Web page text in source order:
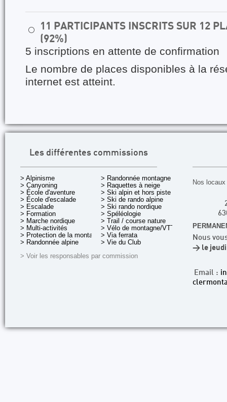
⚪
11 PARTICIPANTS INSCRITS SUR 12
(92%)
5 inscriptions en attente de confirmation
Le nombre de places disponibles à la
internet est atteint.
Les différentes commissions
> Alpinisme
> Canyoning
> École d'aventure
> École d'escalade
> Escalade
> Formation
> Marche nordique
> Multi-activités
> Protection de la montagne
> Randonnée alpine
> Randonnée montagne
> Raquettes à neige
> Ski alpin et hors piste
> Ski de rando alpine
> Ski rando nordique
> Spéléologie
> Trail / course nature
> Vélo de montagne/VTT
> Via ferrata
> Vie du Club
> Voir les responsables par commission
Nos
Nous
> le jeudi
Email :